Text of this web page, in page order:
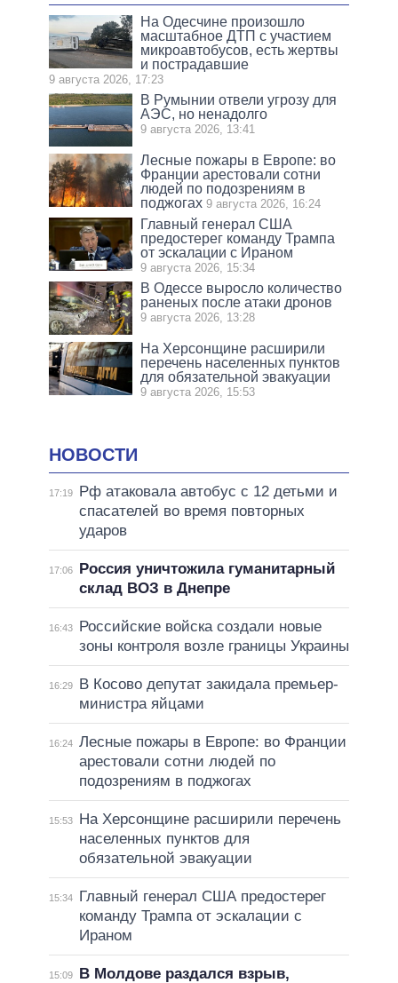
На Одесчине произошло
масштабное ДТП с участием
микроавтобусов, есть жертвы
и пострадавшие
9 августа 2026, 17:23
В Румынии отвели угрозу для
АЭС, но ненадолго
9 августа 2026, 13:41
Лесные пожары в Европе: во
Франции арестовали сотни
людей по подозрениям в
поджогах 9 августа 2026, 16:24
Главный генерал США
предостерег команду Трампа
от эскалации с Ираном
9 августа 2026, 15:34
В Одессе выросло количество
раненых после атаки дронов
9 августа 2026, 13:28
На Херсонщине расширили
перечень населенных пунктов
для обязательной эвакуации
9 августа 2026, 15:53
НОВОСТИ
17:19
Рф атаковала автобус с 12 детьми и
спасателей во время повторных
ударов
17:06
Россия уничтожила гуманитарный
склад ВОЗ в Днепре
16:43
Российские войска создали новые
зоны контроля возле границы Украины
16:29
В Косово депутат закидала премьер-
министра яйцами
16:24 Лесные пожары в Европе: во Франции
арестовали сотни людей по
подозрениям в поджогах
15:53
На Херсонщине расширили перечень
населенных пунктов для
обязательной эвакуации
15:34
Главный генерал США предостерег
команду Трампа от эскалации с
Ираном
15:09
В Молдове раздался взрыв,